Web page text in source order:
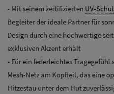
- Mit seinem zertifizierten UV-
Begleiter der ideale Partner für
Design durch eine hochwertige
exklusiven Akzent erhält
- Für ein federleichtes
Mesh-Netz am Kopfteil, das eine
Hitzestau unter dem Hut